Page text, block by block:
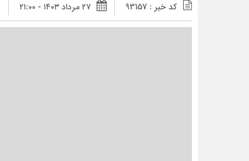
کد خبر : 93157 ۲۷ مرداد ۱۴۰۳ - ۲۱:۰۰